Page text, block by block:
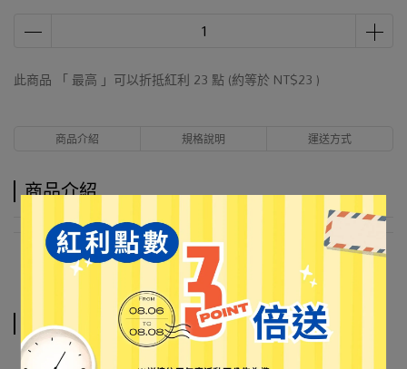
此商品 「 最高 」可以折抵紅利 23 點 (約等於 NT$23 )
商品介紹 規格說明 運送方式
商品介紹
規格說明